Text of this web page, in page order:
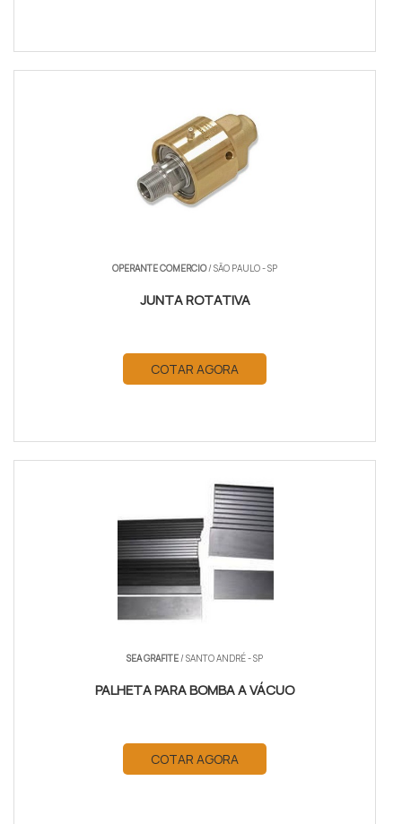
OPERANTE COMERCIO/ SÃO PAULO - SP
JUNTA ROTATIVA
COTAR AGORA
SEA GRAFITE/ SANTO ANDRÉ - SP
PALHETA PARA BOMBA A VÁCUO
COTAR AGORA